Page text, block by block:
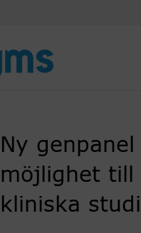
Ny
möjlighet till
kliniska